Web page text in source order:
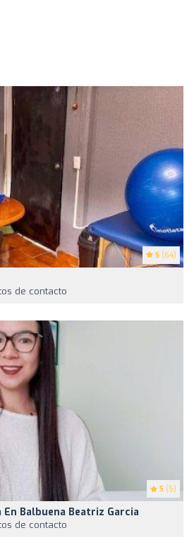
5 (64)
de contacto
5 (5)
Balbuena Beatriz Garcia
de contacto